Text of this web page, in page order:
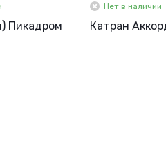
Пикадром
Нет в наличии
Катран